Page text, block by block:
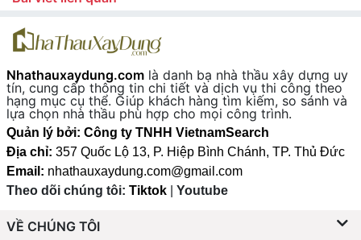
Nhathauxaydung.com là danh bạ nhà thầu xây dựng uy
tín, cung cấp thông tin chi tiết và dịch vụ thi công theo
hạng mục cụ thể. Giúp khách hàng tìm kiếm, so sánh và
lựa chọn nhà thầu phù hợp cho mọi công trình.
Quản lý bởi: Công ty TNHH VietnamSearch
Địa chỉ: 357 Quốc Lộ 13, P. Hiệp Bình Chánh, TP. Thủ Đức
Email: nhathauxaydung.com@gmail.com
Theo dõi chúng tôi: Tiktok Youtube
VỀ CHÚNG TÔI